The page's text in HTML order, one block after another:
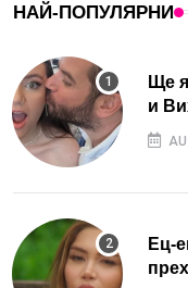
НАЙ-ПОПУЛЯРНИ
Ще
и
Ец-